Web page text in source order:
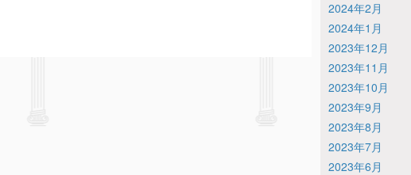
2024年2月
2024年1月
2023年12月
2023年11月
2023年10月
2023年9月
2023年8月
2023年7月
2023年6月